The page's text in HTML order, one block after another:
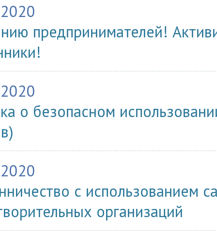
предпринимателей!
о безопасном
с использованием
организаций